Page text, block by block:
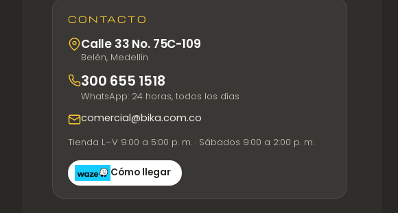
CONTACTO
Calle 33 No. 75C-109
Belén, Medellín
300 655 1518
WhatsApp: 24 horas, todos los días
comercial@bika.com.co
Tienda L–V 9:00 a 5:00 p. m. · Sábados 9:00 a 2:00 p. m.
Cómo llegar